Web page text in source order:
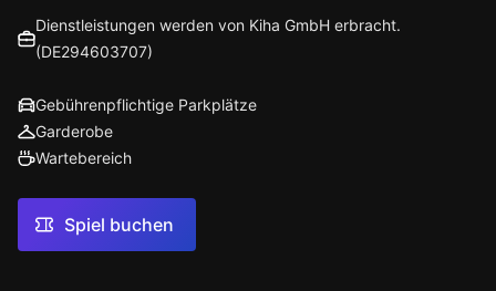
Dienstleistungen werden von Kiha GmbH erbracht.
(DE294603707)
Gebührenpflichtige Parkplätze
Garderobe
Wartebereich
Spiel buchen